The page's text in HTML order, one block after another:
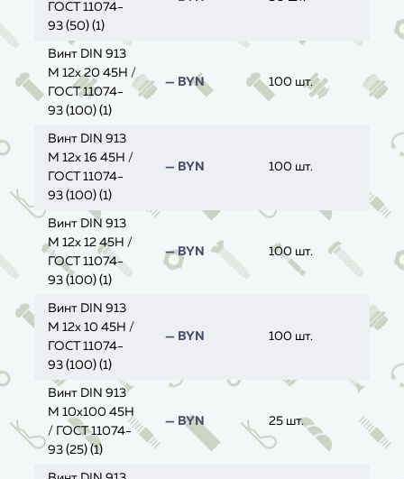
ГОСТ 11074-
93 (50) (1)
Винт DIN 913
M 12x 20 45H /
ГОСТ 11074-
93 (100) (1)
— BYN 100 шт.
Винт DIN 913
M 12x 16 45H /
ГОСТ 11074-
93 (100) (1)
— BYN 100 шт.
Винт DIN 913
M 12x 12 45H /
ГОСТ 11074-
93 (100) (1)
— BYN 100 шт.
Винт DIN 913
M 12x 10 45H /
ГОСТ 11074-
93 (100) (1)
— BYN 100 шт.
Винт DIN 913
M 10x100 45H
/ ГОСТ 11074-
93 (25) (1)
— BYN 25 шт.